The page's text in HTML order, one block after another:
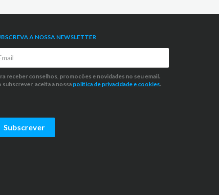
A NOSSA NEWSLETTER
receber conselhos, promocões e novidades no seu email.
subscrever, aceita a nossa politica de privacidade e cookies.
Subscrever